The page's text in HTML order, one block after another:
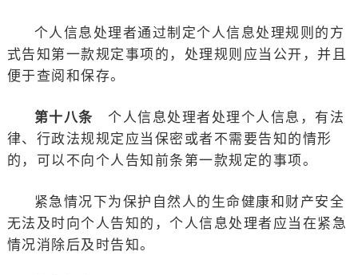
个人信息处理者通过制定个人信息处理规则的方
式告知第一款规定事项的，处理规则应当公开，并且
便于查阅和保存。
第十八条 个人信息处理者处理个人信息，有法
律、行政法规规定应当保密或者不需要告知的情形
的，可以不向个人告知前条第一款规定的事项。
紧急情况下为保护自然人的生命健康和财产安全
无法及时向个人告知的，个人信息处理者应当在紧急
情况消除后及时告知。